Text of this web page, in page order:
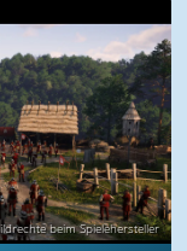
beim Spielehersteller